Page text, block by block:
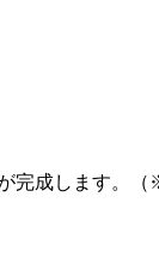
完成します。